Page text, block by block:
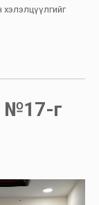
хэлэлцүүлгийг
№17-г